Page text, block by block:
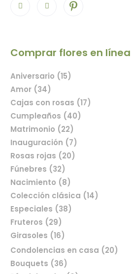
Comprar flores en línea
Aniversario (15)
Amor (34)
Cajas con rosas (17)
Cumpleaños (40)
Matrimonio (22)
Inauguración (7)
Rosas rojas (20)
Fúnebres (32)
Nacimiento (8)
Colección clásica (14)
Especiales (38)
Fruteros (29)
Girasoles (16)
Condolencias en casa (20)
Bouquets (36)